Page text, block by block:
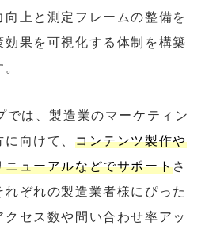
上と測定フレームの整備を
果を可視化する体制を構築
では、製造業のマーケティン
に向けて、コンテンツ製作や
ューアルなどでサポートさ
ぞれの製造業者様にぴった
セス数や問い合わせ率アッ